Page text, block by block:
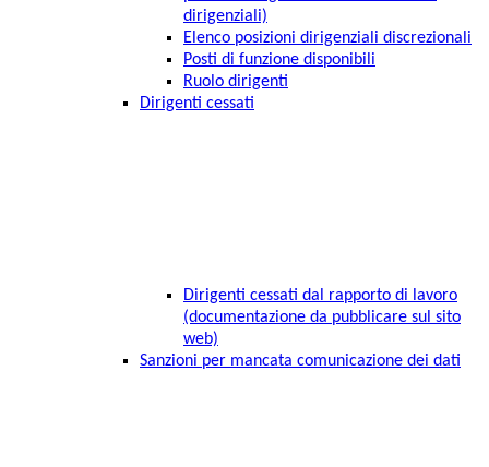
dirigenziali)
Elenco posizioni dirigenziali discrezionali
Posti di funzione disponibili
Ruolo dirigenti
Dirigenti cessati
Dirigenti cessati dal rapporto di lavoro
(documentazione da pubblicare sul sito
web)
Sanzioni per mancata comunicazione dei dati